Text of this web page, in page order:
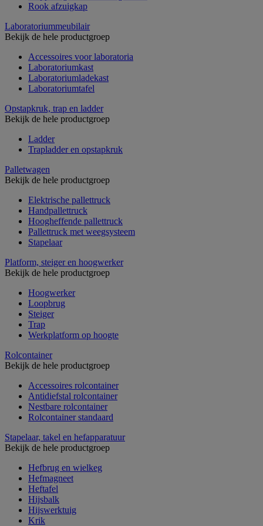
Rook afzuigkap
Laboratoriummeubilair
Bekijk de hele productgroep
Accessoires voor laboratoria
Laboratoriumkast
Laboratoriumladekast
Laboratoriumtafel
Opstapkruk, trap en ladder
Bekijk de hele productgroep
Ladder
Trapladder en opstapkruk
Palletwagen
Bekijk de hele productgroep
Elektrische pallettruck
Handpallettruck
Hoogheffende pallettruck
Pallettruck met weegsysteem
Stapelaar
Platform, steiger en hoogwerker
Bekijk de hele productgroep
Hoogwerker
Loopbrug
Steiger
Trap
Werkplatform op hoogte
Rolcontainer
Bekijk de hele productgroep
Accessoires rolcontainer
Antidiefstal rolcontainer
Nestbare rolcontainer
Rolcontainer standaard
Stapelaar, takel en hefapparatuur
Bekijk de hele productgroep
Hefbrug en wielkeg
Hefmagneet
Heftafel
Hijsbalk
Hijswerktuig
Krik